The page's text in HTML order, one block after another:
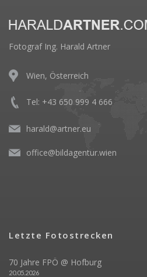
Fotograf Ing. Harald Artner
Wien, Österreich
Tel: +43 650 999 4 666
harald@artner.eu
office@bildagentur.wien
Letzte Fotostrecken
70 Jahre FPÖ @ Hofburg
20.05.2026